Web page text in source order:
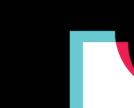
Producător și importator de